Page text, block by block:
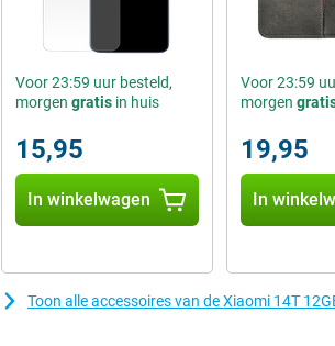
Voor 23:59 uur besteld,
morgen gratis in huis
15,95
In winkelwagen
Voor 23:59
morgen
19,95
In
Toon alle accessoires van de Xiaomi 14T